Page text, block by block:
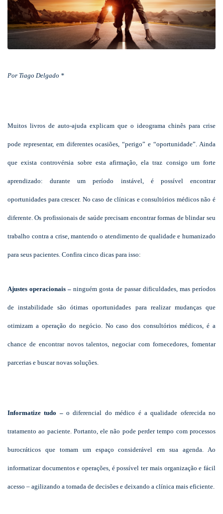
Por Tiago Delgado *
Muitos livros de auto-ajuda explicam que o ideograma chinês para crise
pode representar, em diferentes ocasiões, “perigo” e “oportunidade”. Ainda
que exista controvérsia sobre esta afirmação, ela traz consigo um forte
aprendizado: durante um período instável, é possível encontrar
oportunidades para crescer. No caso de clínicas e consultórios médicos não é
diferente. Os profissionais de saúde precisam encontrar formas de blindar seu
trabalho contra a crise, mantendo o atendimento de qualidade e humanizado
para seus pacientes. Confira cinco dicas para isso:
Ajustes operacionais –ninguém gosta de passar dificuldades, mas períodos
de instabilidade são ótimas oportunidades para realizar mudanças que
otimizam a operação do negócio. No caso dos consultórios médicos, é a
chance de encontrar novos talentos, negociar com fornecedores, fomentar
parcerias e buscar novas soluções.
Informatize tudo –o diferencial do médico é a qualidade oferecida no
tratamento ao paciente. Portanto, ele não pode perder tempo com processos
burocráticos que tomam um espaço considerável em sua agenda. Ao
informatizar documentos e operações, é possível ter mais organização e fácil
acesso – agilizando a tomada de decisões e deixando a clínica mais eficiente.